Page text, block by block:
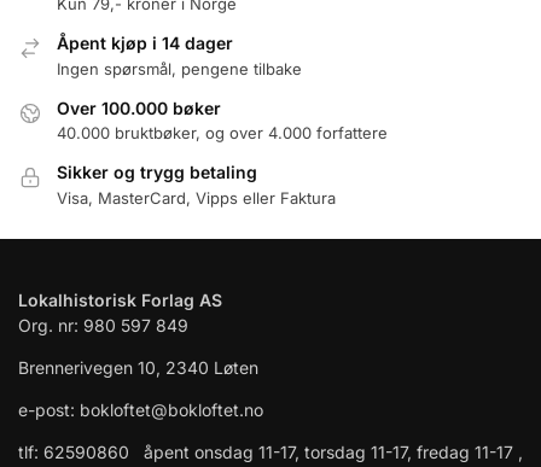
Kun 79,- kroner i Norge
Åpent kjøp i 14 dager
Ingen spørsmål, pengene tilbake
Over 100.000 bøker
40.000 bruktbøker, og over 4.000 forfattere
Sikker og trygg betaling
Visa, MasterCard, Vipps eller Faktura
Lokalhistorisk Forlag AS
Org. nr: 980 597 849
Brennerivegen 10, 2340 Løten
e-post: bokloftet@bokloftet.no
tlf: 62590860 åpent onsdag 11-17, torsdag 11-17, fredag 11-17 ,